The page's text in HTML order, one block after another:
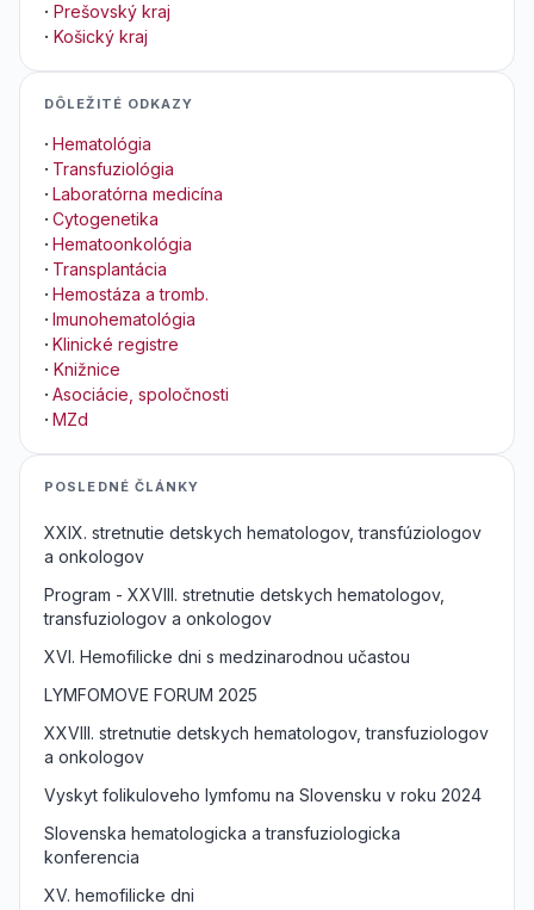
· Prešovský kraj
· Košický kraj
DÔLEŽITÉ ODKAZY
· Hematológia
· Transfuziológia
· Laboratórna medicína
· Cytogenetika
· Hematoonkológia
· Transplantácia
· Hemostáza a tromb.
· Imunohematológia
· Klinické registre
· Knižnice
· Asociácie, spoločnosti
· MZd
POSLEDNÉ ČLÁNKY
XXIX. stretnutie detskych hematologov, transfúziologov
a onkologov
Program - XXVIII. stretnutie detskych hematologov,
transfuziologov a onkologov
XVI. Hemofilicke dni s medzinarodnou učastou
LYMFOMOVE FORUM 2025
XXVIII. stretnutie detskych hematologov, transfuziologov
a onkologov
Vyskyt folikuloveho lymfomu na Slovensku v roku 2024
Slovenska hematologicka a transfuziologicka
konferencia
XV. hemofilicke dni